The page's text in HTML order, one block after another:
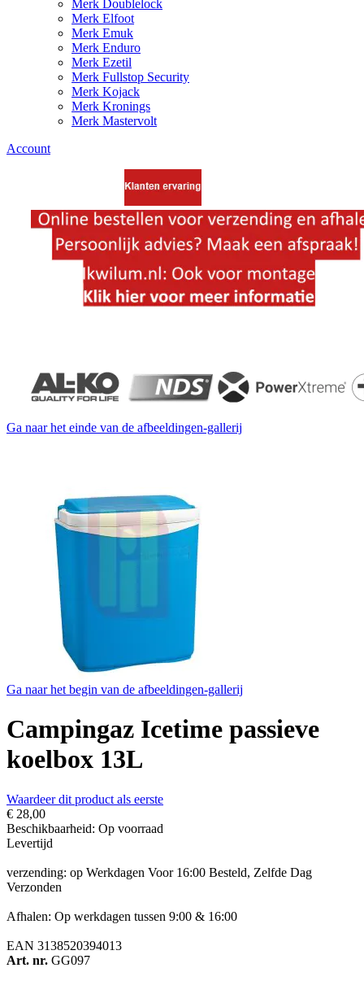
Merk Doublelock
Merk Elfoot
Merk Emuk
Merk Enduro
Merk Ezetil
Merk Fullstop Security
Merk Kojack
Merk Kronings
Merk Mastervolt
Account
Ga naar het einde van de afbeeldingen-gallerij
Ga naar het begin van de afbeeldingen-gallerij
Campingaz Icetime passieve
koelbox 13L
Waardeer dit product als eerste
€ 28,00
Beschikbaarheid: Op voorraad
Levertijd
verzending: op Werkdagen Voor 16:00 Besteld, Zelfde Dag
Verzonden
Afhalen: Op werkdagen tussen 9:00 & 16:00
EAN 3138520394013
Art. nr. GG097